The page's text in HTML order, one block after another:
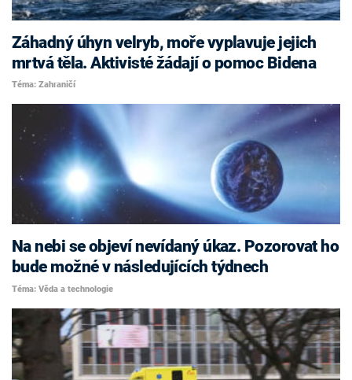
Záhadný úhyn velryb, moře vyplavuje jejich
mrtvá těla. Aktivisté žádají o pomoc Bidena
Téma: Zahraničí
Na nebi se objeví nevídaný úkaz. Pozorovat ho
bude možné v následujících týdnech
Téma: Věda a technologie